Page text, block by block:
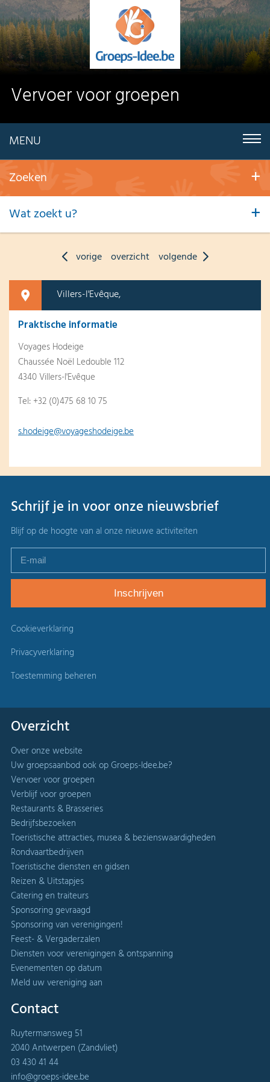
Vervoer voor groepen
MENU
Zoeken
Wat zoekt u?
vorige overzicht volgende
Villers-l'Evêque,
Praktische informatie
Voyages Hodeige
Chaussée Noël Ledouble 112
4340 Villers-l'Evêque
Tel: +32 (0)475 68 10 75
s.hodeige@voyageshodeige.be
Schrijf je in voor onze nieuwsbrief
Blijf op de hoogte van al onze nieuwe activiteiten
Cookieverklaring
Privacyverklaring
Toestemming beheren
Overzicht
Over onze website
Uw groepsaanbod ook op Groeps-Idee.be?
Vervoer voor groepen
Verblijf voor groepen
Restaurants & Brasseries
Bedrijfsbezoeken
Toeristische attracties, musea & bezienswaardigheden
Rondvaartbedrijven
Toeristische diensten en gidsen
Reizen & Uitstapjes
Catering en traiteurs
Sponsoring gevraagd
Sponsoring van verenigingen!
Feest- & Vergaderzalen
Diensten voor verenigingen & ontspanning
Evenementen op datum
Meld uw vereniging aan
Contact
Ruytermansweg 51
2040 Antwerpen (Zandvliet)
03 430 41 44
info@groeps-idee.be